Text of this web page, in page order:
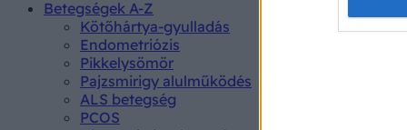
Betegségek A-Z
Kötőhártya-gyulladás
Endometriózis
Pikkelysömör
Pajzsmirigy alulműködés
ALS betegség
PCOS